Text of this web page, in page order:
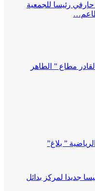
رئيسا للجمعية
مطاع ” الطاهر
” بلاغ”
جديدا لمركز بدائل